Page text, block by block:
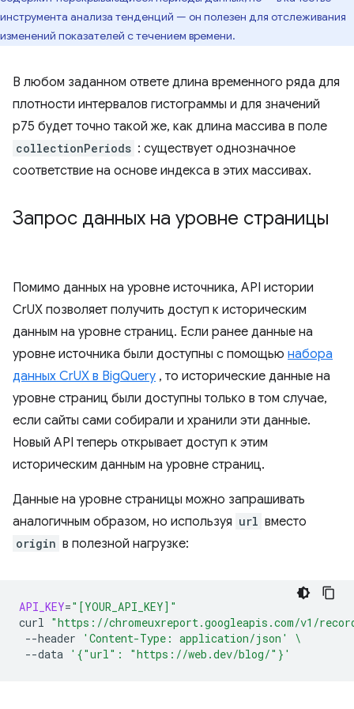
инструмента анализа тенденций — он полезен для отслеживания
изменений показателей с течением времени.
В любом заданном ответе длина временного ряда для
плотности интервалов гистограммы и для значений
p75 будет точно такой же, как длина массива в поле
collectionPeriods : существует однозначное
соответствие на основе индекса в этих массивах.
Запрос данных на уровне страницы
Помимо данных на уровне источника, API истории
CrUX позволяет получить доступ к историческим
данным на уровне страниц. Если ранее данные на
уровне источника были доступны с помощью набора
данных CrUX в BigQuery , то исторические данные на
уровне страниц были доступны только в том случае,
если сайты сами собирали и хранили эти данные.
Новый API теперь открывает доступ к этим
историческим данным на уровне страниц.
Данные на уровне страницы можно запрашивать
аналогичным образом, но используя url вместо
origin в полезной нагрузке:
API_KEY="[YOUR_API_KEY]"
curl "https://chromeuxreport.googleapis.com/v1/
--header
'Content-Type: application/json'
\
--data '{"url": "https://web.dev/blog/"}'